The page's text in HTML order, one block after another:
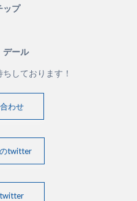
ップ
デール
しております！
わせ
twitter